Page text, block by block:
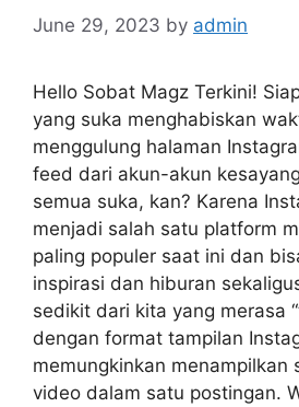
June 29, 2023 by admin
Hello Sobat Magz Terkini!
yang suka menghabiskan
menggulung halaman
feed dari akun-akun
semua suka, kan? Karena
menjadi salah satu platform
paling populer saat ini dan
inspirasi dan hiburan
sedikit dari kita yang merasa
dengan format tampilan
memungkinkan menampilkan
video dalam satu postingan.